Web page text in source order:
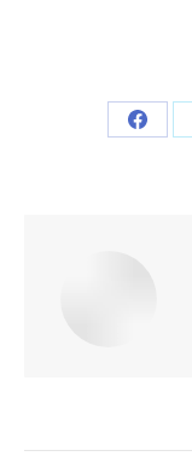
Share